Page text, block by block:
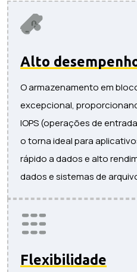
Alto
O armazenamento em
excepcional,
IOPS (operações de
o torna ideal para
rápido a dados e alto
dados e sistemas de
Flexibilidade